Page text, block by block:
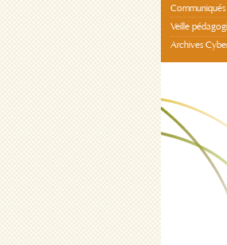
Veille
Archives